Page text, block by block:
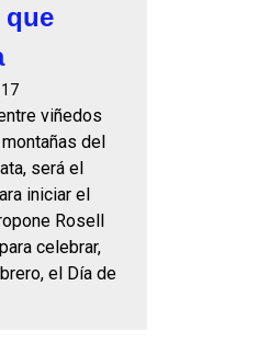
que
viñedos
del
será el
iniciar el
Rosell
celebrar,
el Día de